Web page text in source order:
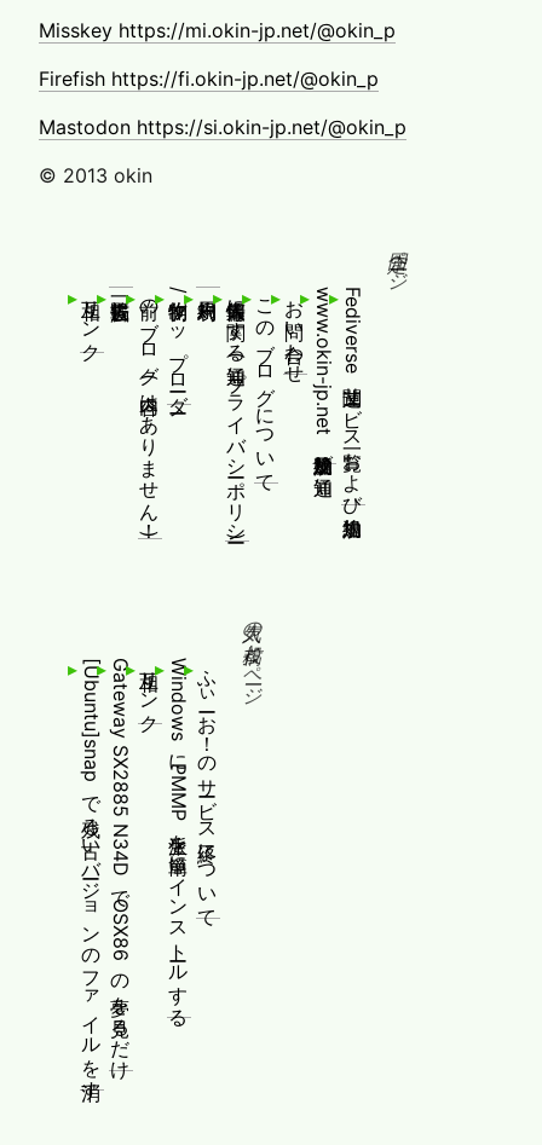
Misskey https://mi.okin-jp.net/@okin_p
Firefish https://fi.okin-jp.net/@okin_p
Mastodon https://si.okin-jp.net/@okin_p
© 2013 okin
固定ページ
Fediverse関連サービス一覧および追加規約
www.okin-jp.net 追加規約及び通知
お問い合わせ
このブログについて
個人情報等に関する通知(プライバシーポリシー)
制作物/アップローダー
前のブログ(内容はありません！)
相互リンク
人気の投稿とページ
ふぃーお！のサービス終了について
WindowsにPMMP派生を簡単にインストールする
相互リンク
Gateway SX2885 N34DでOSX86の夢を見るだけ
[Ubuntu]snapで残る古いバージョンのファイルを消す